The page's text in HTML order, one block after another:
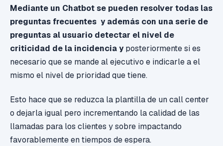
Mediante un Chatbot se pueden resolver todas las
preguntas frecuentes y además con una serie de
preguntas al usuario detectar el nivel de
criticidad de la incidencia yposteriormente si es
necesario que se mande al ejecutivo e indicarle a el
mismo el nivel de prioridad que tiene.
Esto hace que se reduzca la plantilla de un call center
o dejarla igual pero incrementando la calidad de las
llamadas para los clientes y sobre impactando
favorablemente en tiempos de espera.